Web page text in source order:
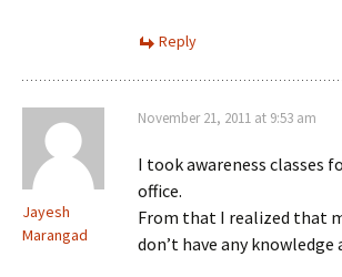
Reply
Jayesh
Marangad
November 21, 2011 at 9:53 am
I took awareness classes
office.
From that I realized that
don’t have any